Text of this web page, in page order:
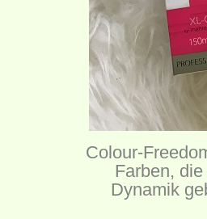
Colour-
Farben,
Dynamik